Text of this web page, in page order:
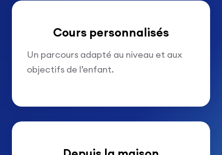
Cours personnalisés
Un parcours adapté au niveau et aux
objectifs de l’enfant.